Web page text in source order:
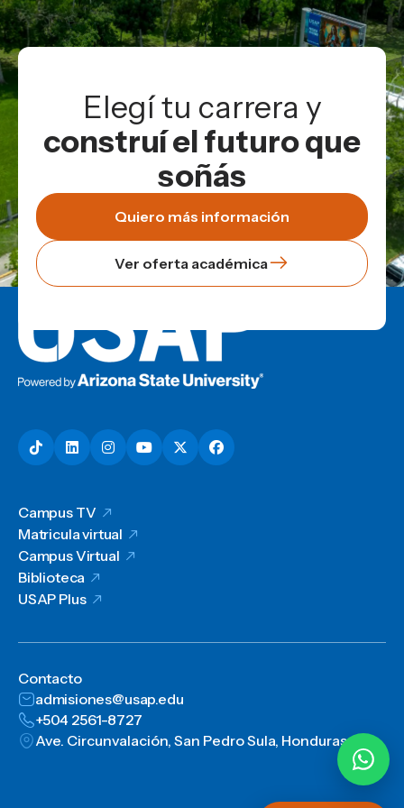
Elegí tu carrera y
construí el futuro que
soñás
Quiero más información
Ver oferta académica
Campus TV
Matricula virtual
Campus Virtual
Biblioteca
USAP Plus
Contacto
admisiones@usap.edu
+504 2561-8727
Ave. Circunvalación, San Pedro Sula, Honduras, C.A.